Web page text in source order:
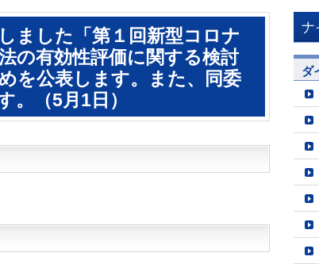
ました「第１回新型コロナ
の有効性評価に関する検討
を公表します。また、同委
。（5月1日）
ナ
ダ